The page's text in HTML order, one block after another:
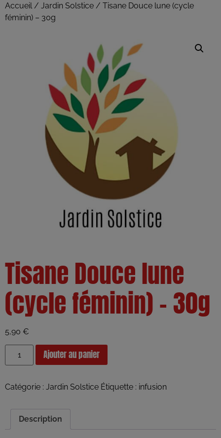
Accueil/ Jardin Solstice / Tisane Douce lune (cycle
féminin) – 30g
Tisane Douce lune
(cycle féminin) – 30g
5,90 €
Ajouter au panier
Catégorie : Jardin Solstice Étiquette : infusion
Description